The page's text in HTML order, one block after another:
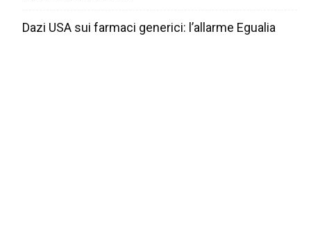
Dazi USA sui farmaci generici: l’allarme Egualia